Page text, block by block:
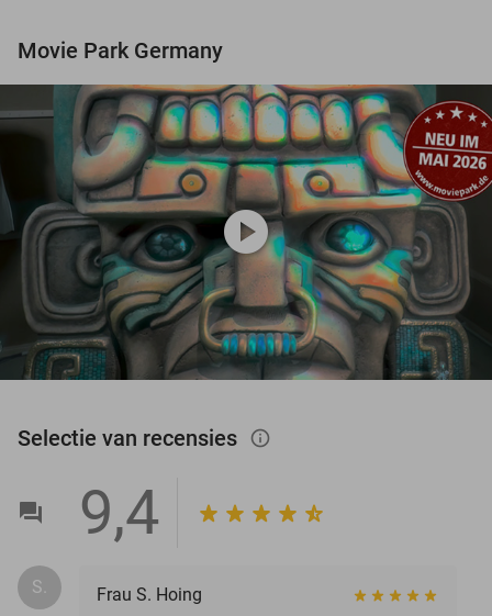
Movie Park Germany
play_circle
Selectie van recensies info_outlined
9,4
S.
Frau S. Hoing